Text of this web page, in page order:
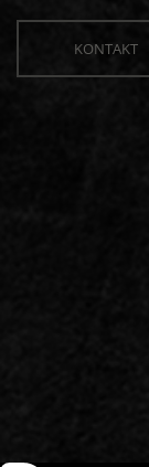
KONTAKT